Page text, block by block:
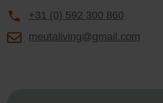
+31 (0) 592 300 860
meutaliving@gmail.com